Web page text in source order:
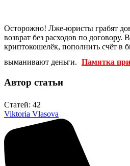
Осторожно! Лже-юристы грабят
возврат без расходов по
криптокошелёк, пополнить счёт в
выманивают деньги. Памятка
Автор статьи
Статей: 42
Viktoria Vlasova